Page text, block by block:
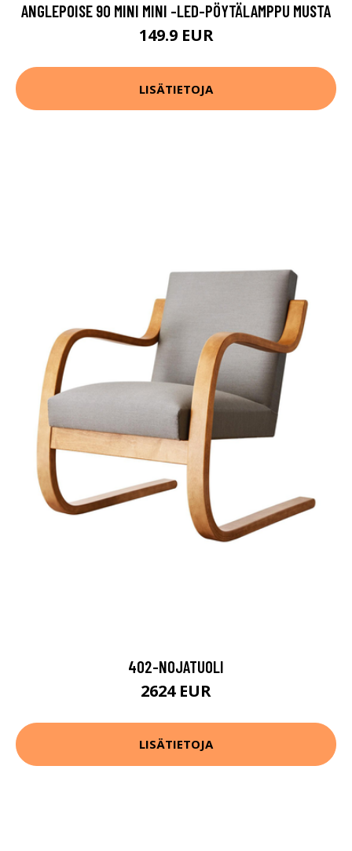
ANGLEPOISE 90 MINI MINI -LED-PÖYTÄLAMPPU MUSTA
149.9 EUR
LISÄTIETOJA
402-NOJATUOLI
2624 EUR
LISÄTIETOJA